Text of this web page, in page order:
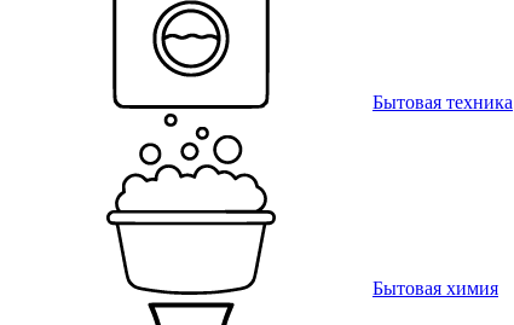
Бытовая техника
Бытовая химия